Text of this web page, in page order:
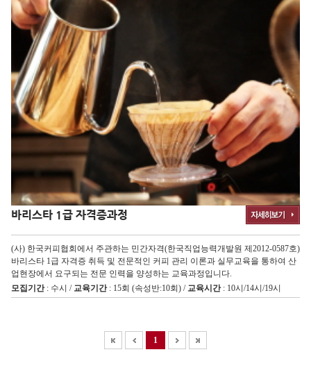
바리스타 1급 자격증과정
(사) 한국커피협회에서 주관하는 민간자격(한국직업능력개발원 제2012-0587호)
바리스타 1급 자격증 취득 및 전문적인 커피 관리 이론과 실무교육을 통하여 산
업현장에서 요구되는 전문 인력을 양성하는 교육과정입니다.
모집기간: 수시 / 교육기간: 15회 (속성반:10회) / 교육시간: 10시/14시/19시
1